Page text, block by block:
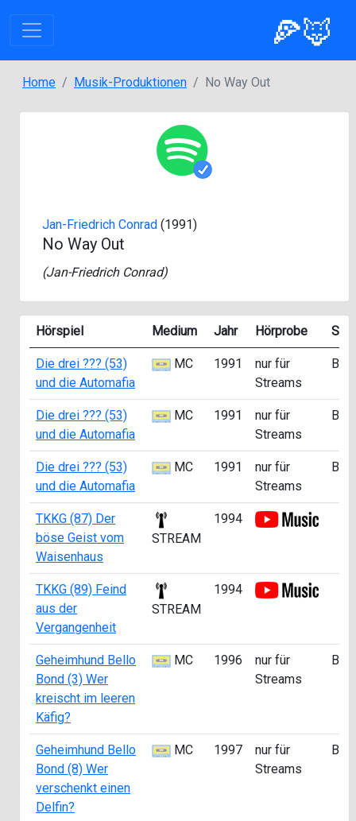
🍕🦊
Home Musik-Produktionen No Way Out
Jan-Friedrich Conrad (1991)
No Way Out
(Jan-Friedrich Conrad)
Hörspiel Medium Jahr Hörprobe
Die drei ??? (53)
und die Automafia
MC 1991
nur für
Streams
B
Die drei ??? (53)
und die Automafia
MC 1991
nur für
Streams
B
Die drei ??? (53)
und die Automafia
MC 1991
nur für
Streams
B
TKKG (87) Der
böse Geist vom
Waisenhaus
STREAM
1994
TKKG (89) Feind
aus der
Vergangenheit
STREAM
1994
Geheimhund Bello
Bond (3) Wer
kreischt im leeren
Käfig?
MC 1996
nur für
Streams
B
Geheimhund Bello
Bond (8) Wer
verschenkt einen
Delfin?
MC 1997
nur für
Streams
B